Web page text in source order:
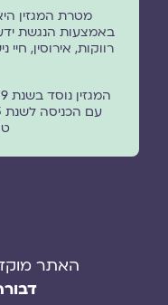
מטרת המגזין היא
באמצעות הנגשת ידע
רווקות, אירוסין, חיי
האתר